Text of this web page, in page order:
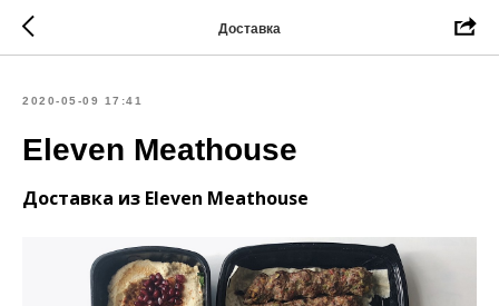
Доставка
2020-05-09 17:41
Eleven Meathouse
Доставка из Eleven Meathouse